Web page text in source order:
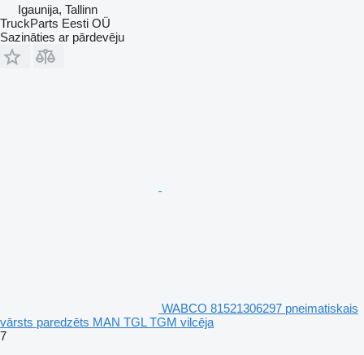
Igaunija, Tallinn
TruckParts Eesti OÜ
Sazināties ar pārdevēju
WABCO 81521306297 pneimatiskais
vārsts paredzēts MAN TGL TGM vilcēja
7